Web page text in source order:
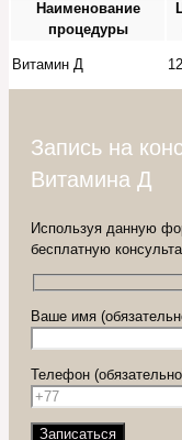
Наименование
процедуры
Витамин Д
Запись на
Витамина Д
Используя данную
бесплатную
Ваше имя
Телефон